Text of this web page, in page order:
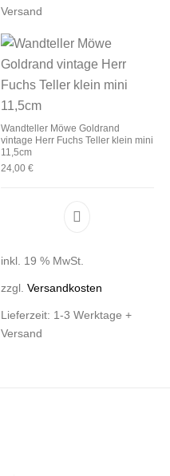
Versand
Wandteller Möwe Goldrand
vintage Herr Fuchs Teller klein mini
11,5cm
24,00 €
inkl. 19 % MwSt.
zzgl. Versandkosten
Lieferzeit: 1-3 Werktage +
Versand